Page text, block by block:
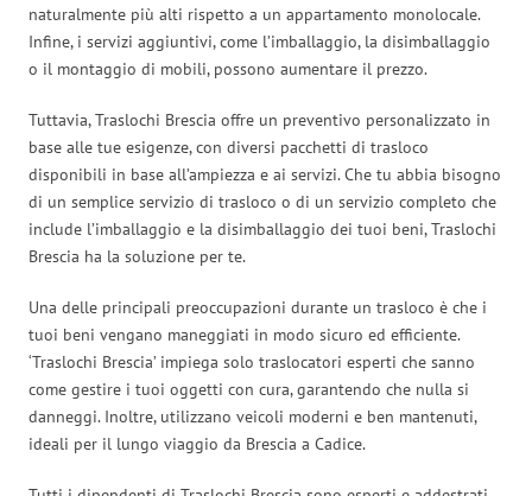
naturalmente più alti rispetto a un appartamento monolocale.
Infine, i servizi aggiuntivi, come l’imballaggio, la disimballaggio
o il montaggio di mobili, possono aumentare il prezzo.
Tuttavia, Traslochi Brescia offre un preventivo personalizzato in
base alle tue esigenze, con diversi pacchetti di trasloco
disponibili in base all’ampiezza e ai servizi. Che tu abbia bisogno
di un semplice servizio di trasloco o di un servizio completo che
include l’imballaggio e la disimballaggio dei tuoi beni, Traslochi
Brescia ha la soluzione per te.
Una delle principali preoccupazioni durante un trasloco è che i
tuoi beni vengano maneggiati in modo sicuro ed efficiente.
‘Traslochi Brescia’ impiega solo traslocatori esperti che sanno
come gestire i tuoi oggetti con cura, garantendo che nulla si
danneggi. Inoltre, utilizzano veicoli moderni e ben mantenuti,
ideali per il lungo viaggio da Brescia a Cadice.